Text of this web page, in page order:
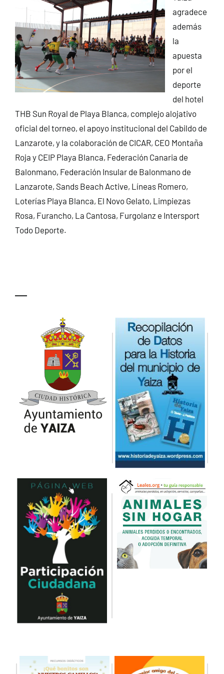
agradece
además
la
apuesta
por el
deporte
del hotel
THB Sun Royal de Playa Blanca, complejo alojativo
oficial del torneo, el apoyo institucional del Cabildo de
Lanzarote, y la colaboración de CICAR, CEO Montaña
Roja y CEIP Playa Blanca, Federación Canaria de
Balonmano, Federación Insular de Balonmano de
Lanzarote, Sands Beach Active, Líneas Romero,
Loterías Playa Blanca, El Novo Gelato, Limpiezas
Rosa, Furancho, La Cantosa, Furgolanz e Intersport
Todo Deporte.
—